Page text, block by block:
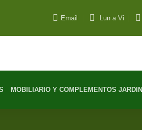
Email Lun a Vi
MOBILIARIO Y COMPLEMENTOS JARDIN